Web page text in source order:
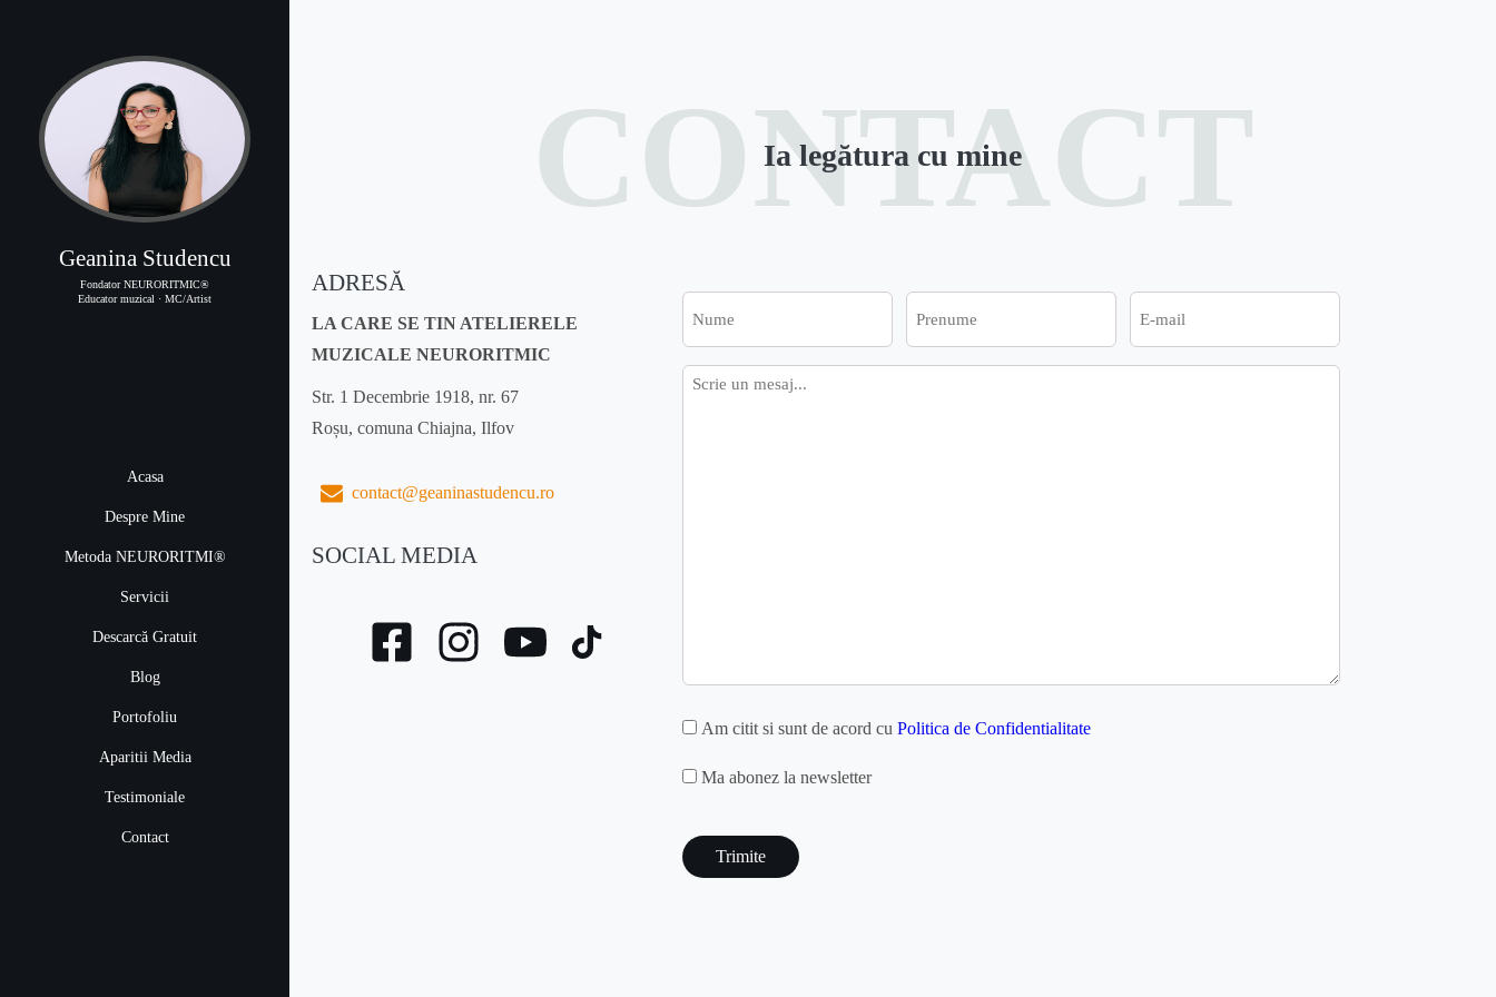
Geanina Studencu
Fondator NEURORITMIC®
Educator muzical · MC/Artist
Acasa
Despre Mine
Metoda NEURORITMI®
Servicii
Descarcă Gratuit
Blog
Portofoliu
Aparitii Media
Testimoniale
Contact
CONTACT
Ia legătura cu mine
ADRESĂ
LA CARE SE TIN ATELIERELE
MUZICALE NEURORITMIC
Str. 1 Decembrie 1918, nr. 67
Roșu, comuna Chiajna, Ilfov
contact@geaninastudencu.ro
SOCIAL MEDIA
Mesaj
GDPR
Am citit si sunt de acord cuPolitica de Confidentialitate
MAILCHIMP
Ma abonez la newsletter